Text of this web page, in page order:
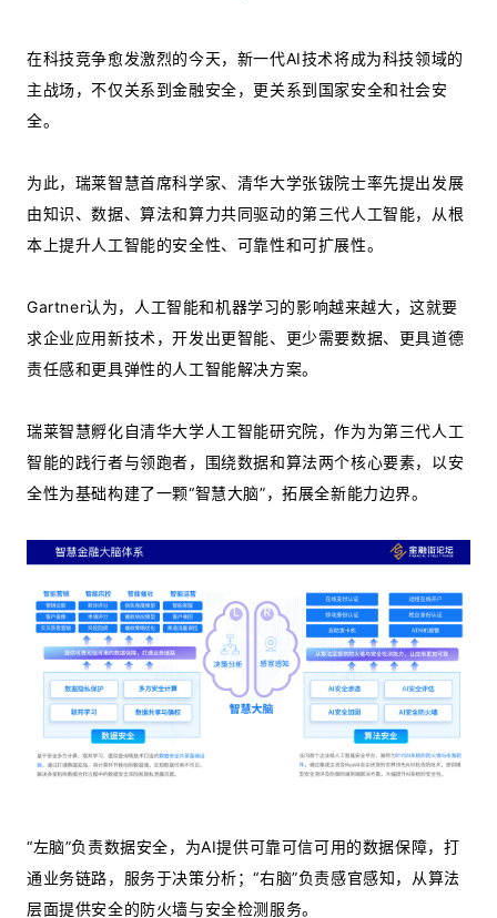
在科技竞争愈发激烈的今天，新一代AI技术将成为科技领域的
主战场，不仅关系到金融安全，更关系到国家安全和社会安
全。
为此，瑞莱智慧首席科学家、清华大学张钹院士率先提出发展
由知识、数据、算法和算力共同驱动的第三代人工智能，从根
本上提升人工智能的安全性、可靠性和可扩展性。
Gartner认为，人工智能和机器学习的影响越来越大，这就要
求企业应用新技术，开发出更智能、更少需要数据、更具道德
责任感和更具弹性的人工智能解决方案。
瑞莱智慧孵化自清华大学人工智能研究院，作为为第三代人工
智能的践行者与领跑者，围绕数据和算法两个核心要素，以安
全性为基础构建了一颗“智慧大脑”，拓展全新能力边界。
“左脑”负责数据安全，为AI提供可靠可信可用的数据保障，打
通业务链路，服务于决策分析；“右脑”负责感官感知，从算法
层面提供安全的防火墙与安全检测服务。